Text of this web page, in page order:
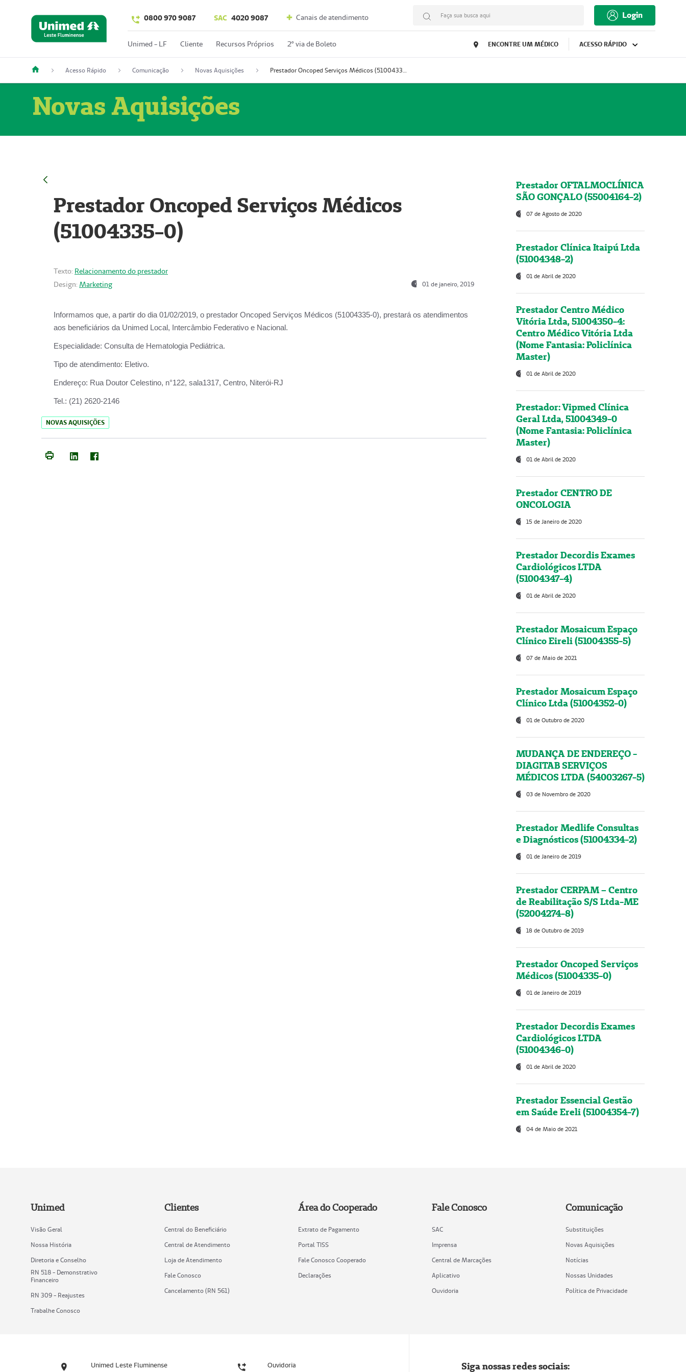
0800 970 9087 SAC 4020 9087 Canais de atendimento Faça sua busca aqui Login
Unimed - LF Cliente Recursos Próprios 2º via de Boleto ENCONTRE UM MÉDICO ACESSO RÁPIDO
Acesso Rápido Comunicação Novas Aquisições Prestador Oncoped Serviços Médicos (51004335-0)
Novas Aquisições
Prestador Oncoped Serviços Médicos
(51004335-0)
Texto: Relacionamento do prestador
Design: Marketing 01 de janeiro, 2019
Informamos que, a partir do dia 01/02/2019, o prestador Oncoped Serviços Médicos (51004335-0), prestará os atendimentos
aos beneficiários da Unimed Local, Intercâmbio Federativo e Nacional.
Especialidade: Consulta de Hematologia Pediátrica.
Tipo de atendimento: Eletivo.
Endereço: Rua Doutor Celestino, n°122, sala1317, Centro, Niterói-RJ
Tel.: (21) 2620-2146
NOVAS AQUISIÇÕES
Prestador OFTALMOCLÍNICA
SÃO GONÇALO (55004164-2)
07 de Agosto de 2020
Prestador Clínica Itaipú Ltda
(51004348-2)
01 de Abril de 2020
Prestador Centro Médico
Vitória Ltda, 51004350-4:
Centro Médico Vitória Ltda
(Nome Fantasia: Policlínica
Master)
01 de Abril de 2020
Prestador: Vipmed Clínica
Geral Ltda, 51004349-0
(Nome Fantasia: Policlínica
Master)
01 de Abril de 2020
Prestador CENTRO DE
ONCOLOGIA
15 de Janeiro de 2020
Prestador Decordis Exames
Cardiológicos LTDA
(51004347-4)
01 de Abril de 2020
Prestador Mosaicum Espaço
Clínico Eireli (51004355-5)
07 de Maio de 2021
Prestador Mosaicum Espaço
Clínico Ltda (51004352-0)
01 de Outubro de 2020
MUDANÇA DE ENDEREÇO -
DIAGITAB SERVIÇOS
MÉDICOS LTDA (54003267-5)
03 de Novembro de 2020
Prestador Medlife Consultas
e Diagnósticos (51004334-2)
01 de Janeiro de 2019
Prestador CERPAM – Centro
de Reabilitação S/S Ltda-ME
(52004274-8)
18 de Outubro de 2019
Prestador Oncoped Serviços
Médicos (51004335-0)
01 de Janeiro de 2019
Prestador Decordis Exames
Cardiológicos LTDA
(51004346-0)
01 de Abril de 2020
Prestador Essencial Gestão
em Saúde Ereli (51004354-7)
04 de Maio de 2021
Unimed
Visão Geral
Nossa História
Diretoria e Conselho
RN 518 - Demonstrativo
Financeiro
RN 309 - Reajustes
Trabalhe Conosco
Clientes
Central do Beneficiário
Central de Atendimento
Loja de Atendimento
Fale Conosco
Cancelamento (RN 561)
Área do Cooperado
Extrato de Pagamento
Portal TISS
Fale Conosco Cooperado
Declarações
Fale Conosco
SAC
Imprensa
Central de Marcações
Aplicativo
Ouvidoria
Comunicação
Substituições
Novas Aquisições
Notícias
Nossas Unidades
Política de Privacidade
Unimed Leste Fluminense Ouvidoria Siga nossas redes sociais: